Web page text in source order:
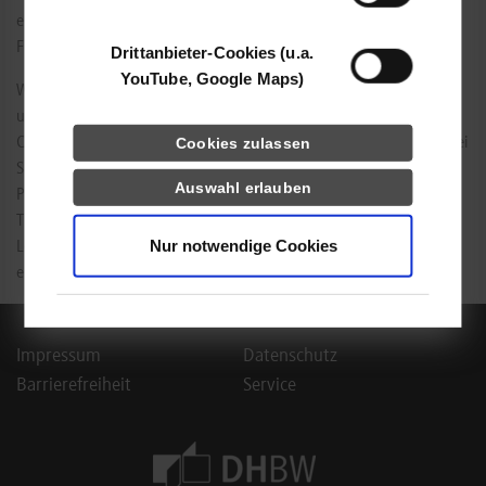
Drittanbieter-Cookies (u.a.
YouTube, Google Maps)
Cookies zulassen
Auswahl erlauben
Nur notwendige Cookies
entwickelt hat, erzählt unser Film anhand von verschiedenen
Frauenportraits.“
Was die Zuschauer*innen also erwartet? Lebenssituationen
unterschiedlicher chinesischer Protagonistinnen wie z. B. einer
Chefärztin des größten Krankenhauses in China, einer Managerin bei
Siemens China, einer Eigentümerin eines Beauty-Salons, einer
Professorin an der Musikhochschule, einer bedeutenden
Tierschützerin sowie zwei Haushaltshilfen. Sie alle werden über das
Leben als Frau in China und das Leben in Widersprüchen am
eigenen Beispiel berichten.
Footer Meta Navigation
Impressum
Datenschutz
Barrierefreiheit
Service